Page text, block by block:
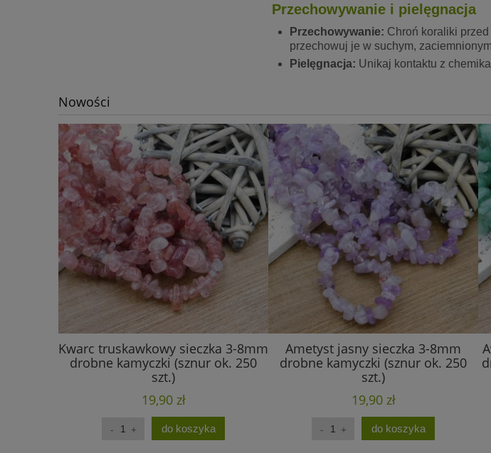
Przechowywanie i pielęgnacja
Przechowywanie: Chroń koraliki
przechowuj je w suchym,
Pielęgnacja: Unikaj kontaktu z
Nowości
Kwarc truskawkowy sieczka 3-8mm
drobne kamyczki (sznur ok. 250
szt.)
19,90 zł
do koszyka
Ametyst jasny sieczka 3-8mm
drobne kamyczki (sznur ok. 250
szt.)
19,90 zł
do koszyka